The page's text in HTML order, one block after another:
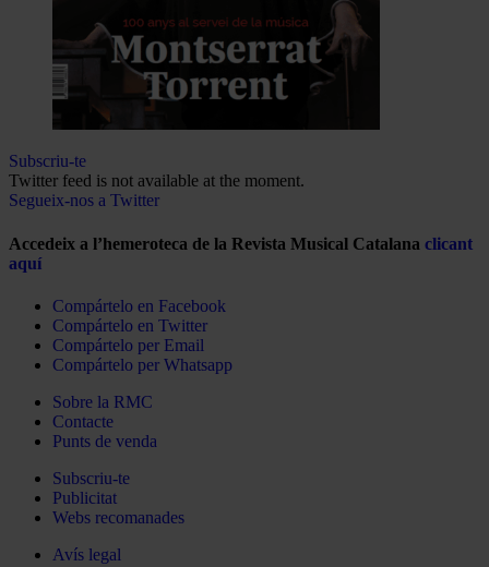
Subscriu-te
Twitter feed is not available at the moment.
Segueix-nos a Twitter
Accedeix a l’hemeroteca de la Revista Musical Catalana clicant
aquí
Compártelo en Facebook
Compártelo en Twitter
Compártelo per Email
Compártelo per Whatsapp
Sobre la RMC
Contacte
Punts de venda
Subscriu-te
Publicitat
Webs recomanades
Avís legal